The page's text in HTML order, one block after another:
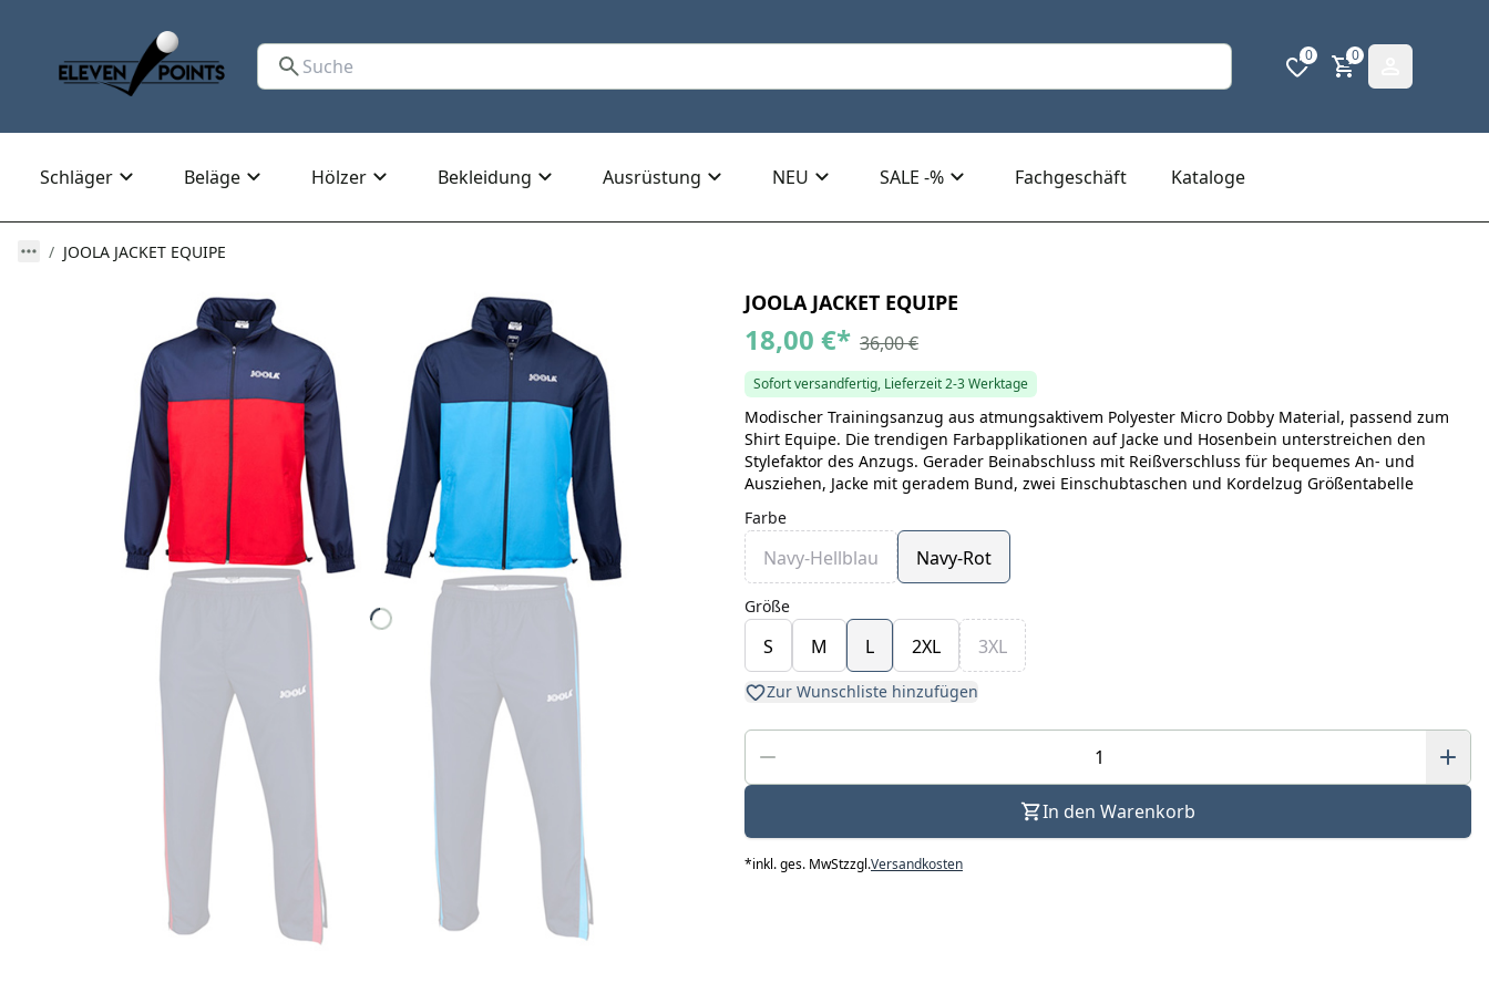
0 0
Schläger Beläge Hölzer Bekleidung Ausrüstung NEU SALE -% Fachgeschäft Kataloge
JOOLA JACKET EQUIPE
JOOLA JACKET EQUIPE
18,00 €* 36,00 €
Sofort versandfertig, Lieferzeit 2-3 Werktage
Modischer Trainingsanzug aus atmungsaktivem Polyester Micro Dobby Material, passend zum
Shirt Equipe. Die trendigen Farbapplikationen auf Jacke und Hosenbein unterstreichen den
Stylefaktor des Anzugs. Gerader Beinabschluss mit Reißverschluss für bequemes An- und
Ausziehen, Jacke mit geradem Bund, zwei Einschubtaschen und Kordelzug Größentabelle
Farbe
Navy-Hellblau Navy-Rot
Größe
S M L 2XL 3XL
Zur Wunschliste hinzufügen
In den Warenkorb
*inkl. ges. MwStzzgl.Versandkosten